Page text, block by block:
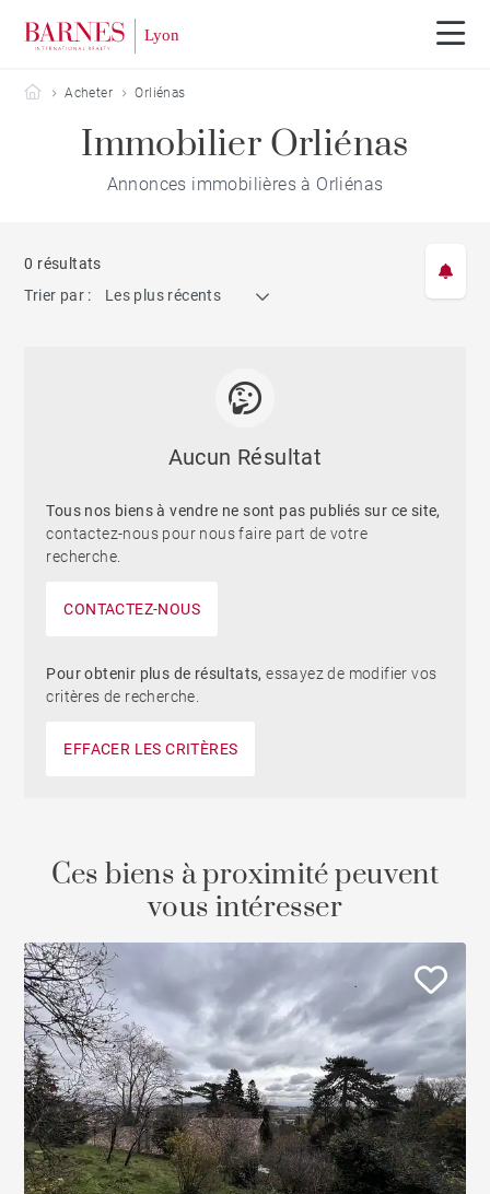
Barnes Lyon
Acheter Orliénas
Immobilier Orliénas
Annonces immobilières à Orliénas
0 résultats
Trier par :
Les plus récents
Aucun Résultat
Tous nos biens à vendre ne sont pas publiés sur ce site,
contactez-nous pour nous faire part de votre
recherche.
CONTACTEZ-NOUS
Pour obtenir plus de résultats,essayez de modifier vos
critères de recherche.
EFFACER LES CRITÈRES
Ces biens à proximité peuvent
vous intéresser